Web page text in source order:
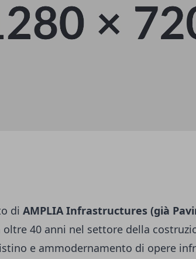
di AMPLIA Infrastructures (già
40 anni nel settore della
e ammodernamento di opere